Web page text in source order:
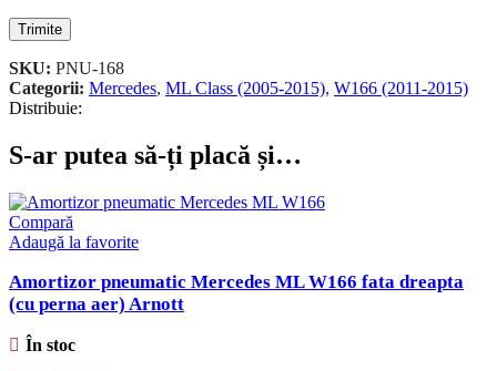
SKU: PNU-168
Categorii: Mercedes, ML Class (2005-2015), W166 (2011-2015)
Distribuie:
S-ar putea să-ți placă și…
Compară
Adaugă la favorite
Amortizor pneumatic Mercedes ML W166 fata dreapta
(cu perna aer) Arnott
În stoc